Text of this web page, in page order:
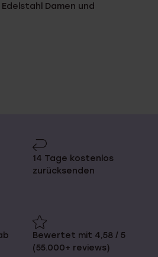
Damen und
14 Tage kostenlos
zurücksenden
Bewertet mit 4,58 / 5
(55.000+ reviews)